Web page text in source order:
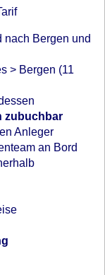
nach Bergen und
> Bergen (11
zubuchbar
Anleger
an Bord